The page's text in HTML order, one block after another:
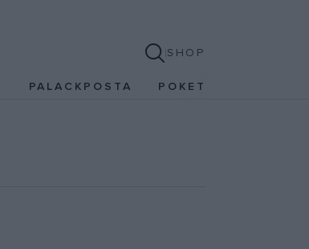
SHOP
PALACKPOSTA POKET